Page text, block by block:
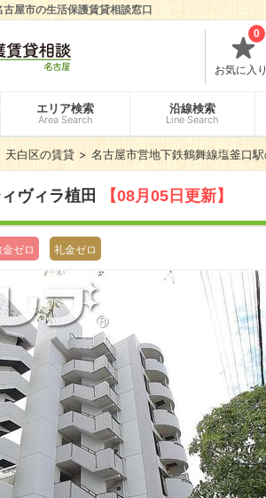
屋市の生活保護賃貸相談窓口
お気に入り
0
エリア検索
Area Search
沿線検索
Line Search
天白区の賃貸 名古屋市営地下鉄鶴舞線塩釜口
ヴィラ植田 【08月05日更新】
金ゼロ 礼金ゼロ